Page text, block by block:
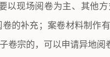
以现场阅卷为主、其他
的补充；案卷材料制作
卷宗的，可以申请异地阅